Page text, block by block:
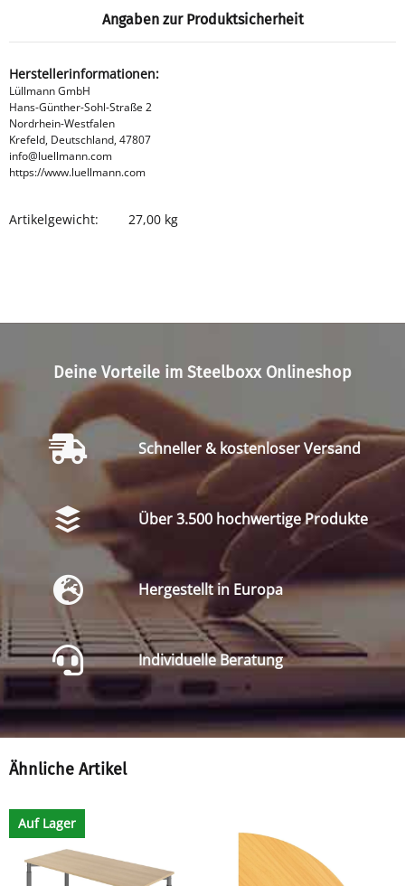
Angaben zur Produktsicherheit
Herstellerinformationen:
Lüllmann GmbH
Hans-Günther-Sohl-Straße 2
Nordrhein-Westfalen
Krefeld, Deutschland, 47807
info@luellmann.com
https://www.luellmann.com
Produkteigenschaft
Wert
Artikelgewicht: 27,00 kg
Deine Vorteile im Steelboxx Onlineshop
Schneller & kostenloser Versand
Über 3.500 hochwertige Produkte
Hergestellt in Europa
Individuelle Beratung
Ähnliche Artikel
Auf Lager